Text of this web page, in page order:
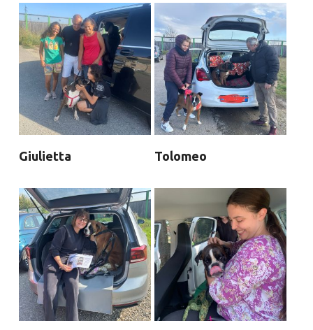
Giulietta Tolomeo